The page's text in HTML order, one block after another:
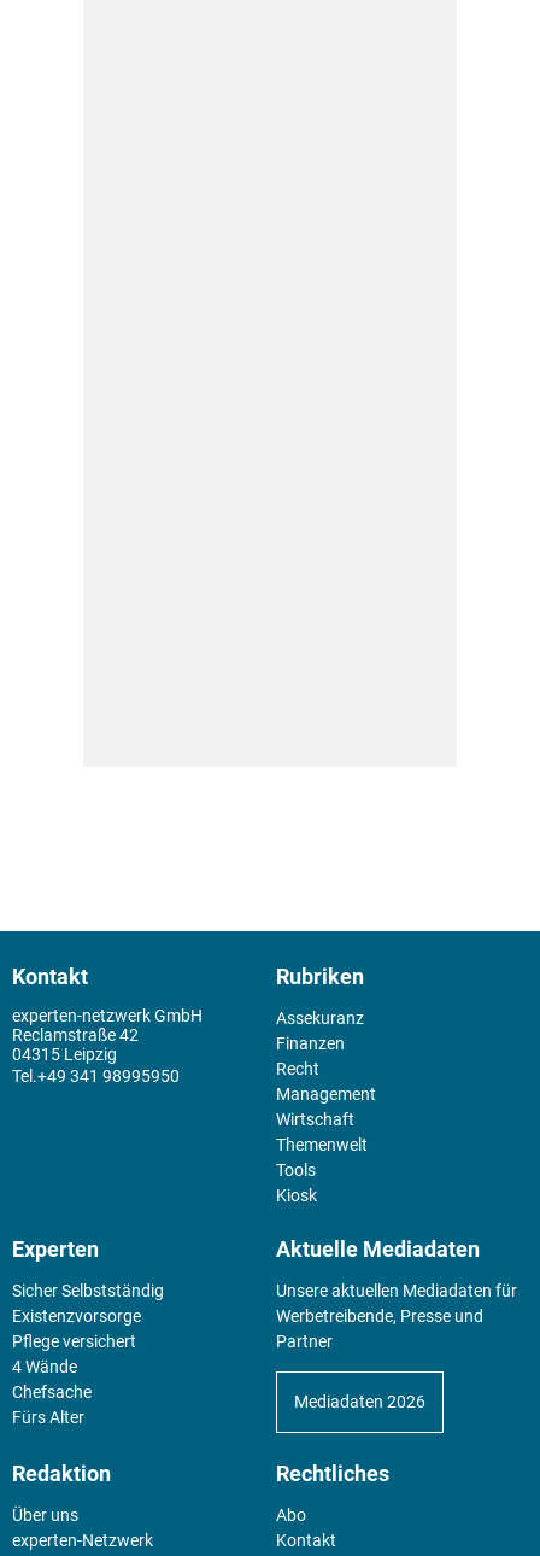
Kontakt
experten-netzwerk GmbH
Reclamstraße 42
04315 Leipzig
+49 341 98995950
Rubriken
Assekuranz
Finanzen
Recht
Management
Wirtschaft
Themenwelt
Tools
Kiosk
Experten
Sicher Selbstständig
Existenz­vorsorge
Pflege versichert
4 Wände
Chefsache
Fürs Alter
Aktuelle Mediadaten
Unsere aktuellen Mediadaten für
Werbetreibende, Presse und
Partner
Mediadaten 2026
Redaktion
Über uns
experten-Netzwerk
Rechtliches
Abo
Kontakt